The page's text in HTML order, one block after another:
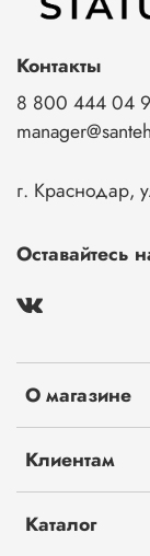
О магазине
Клиентам
Каталог
Контакты
8 800 444 04
г. Краснодар,
Оставайтесь